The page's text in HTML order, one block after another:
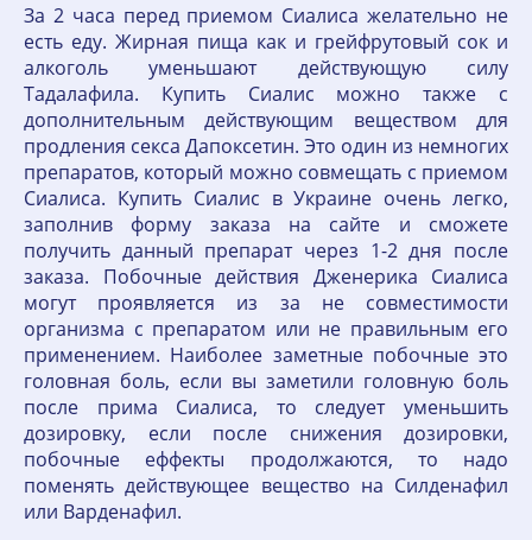
За 2 часа перед приемом Сиалиса желательно не
есть еду. Жирная пища как и грейфрутовый сок и
алкоголь уменьшают действующую силу
Тадалафила. Купить Сиалис можно также с
дополнительным действующим веществом для
продления секса Дапоксетин. Это один из немногих
препаратов, который можно совмещать с приемом
Сиалиса. Купить Сиалис в Украине очень легко,
заполнив форму заказа на сайте и сможете
получить данный препарат через 1-2 дня после
заказа. Побочные действия Дженерика Сиалиса
могут проявляется из за не совместимости
организма с препаратом или не правильным его
применением. Наиболее заметные побочные это
головная боль, если вы заметили головную боль
после прима Сиалиса, то следует уменьшить
дозировку, если после снижения дозировки,
побочные еффекты продолжаются, то надо
поменять действующее вещество на Силденафил
или Варденафил.